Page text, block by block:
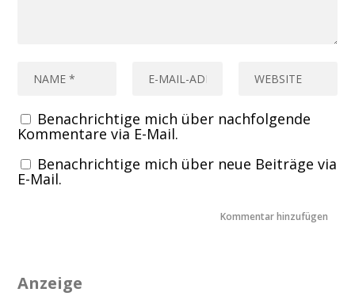
Benachrichtige mich über nachfolgende
Kommentare via E-Mail.
Benachrichtige mich über neue Beiträge via
E-Mail.
Anzeige